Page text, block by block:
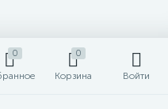
0 0
Корзина Войти